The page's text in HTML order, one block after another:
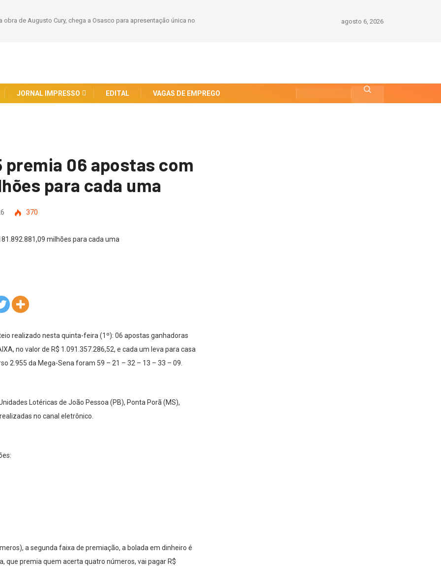
de Augusto Cury, chega a Osasco para apresentação única no
agosto 6, 2026
JORNAL IMPRESSO EDITAL VAGAS DE EMPREGO
premia 06 apostas com
para cada uma
370
realizado nesta quinta-feira (1º): 06 apostas ganhadoras
no valor de R$ 1.091.357.286,52, e cada um leva para casa
2.955 da Mega-Sena foram 59 – 21 – 32 – 13 – 33 – 09.
Lotéricas de João Pessoa (PB), Ponta Porã (MS),
no canal eletrônico.
a segunda faixa de premiação, a bolada em dinheiro é
que premia quem acerta quatro números, vai pagar R$